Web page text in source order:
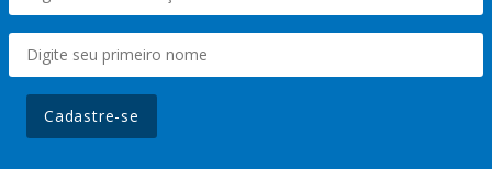
Cadastre-se